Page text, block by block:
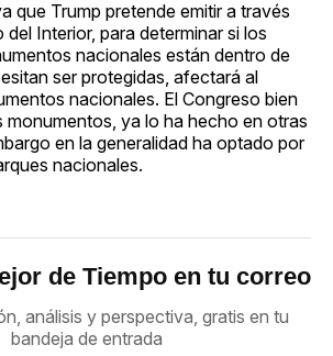
que Trump pretende emitir a través
Interior, para determinar si los
nacionales están dentro de
ser protegidas, afectará al
nacionales. El Congreso bien
monumentos, ya lo ha hecho en otras
en la generalidad ha optado por
nacionales.
de Tiempo en tu correo
análisis y perspectiva, gratis en tu
bandeja de entrada